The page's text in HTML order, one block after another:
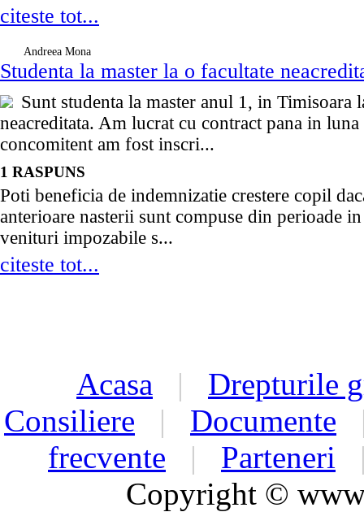
citeste tot...
Andreea Mona
Studenta la master la o facultate
Sunt studenta la master anul 1, in Timisoara
neacreditata. Am lucrat cu contract pana in
concomitent am fost inscri...
1 RASPUNS
Poti beneficia de indemnizatie crestere copil
anterioare nasterii sunt compuse din perioade
venituri impozabile s...
citeste tot...
Acasa | Drepturile
Consiliere | Documente
frecvente | Parteneri
Copyright ©